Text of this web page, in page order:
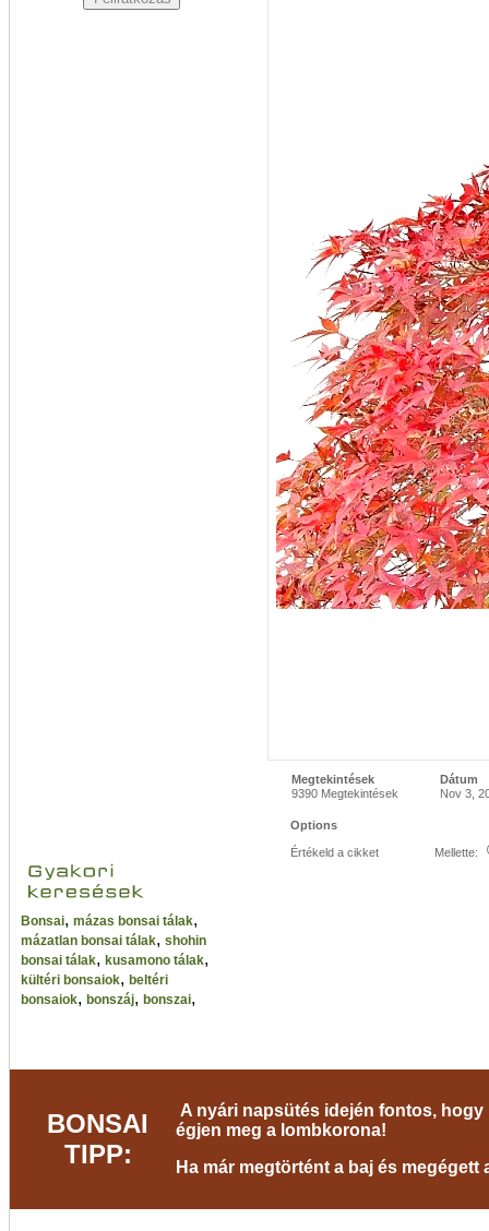
Bonsai, mázas bonsai tálak,
mázatlan bonsai tálak, shohin
bonsai tálak, kusamono tálak,
kültéri bonsaiok, beltéri
bonsaiok, bonszáj, bonszai,
Megtekintések
Dátum
9390 Megtekintések
Nov 3,
Options
Értékeld a cikket Mellette:
BONSAI
TIPP:
A nyári napsütés idején fontos,
égjen meg a lombkorona!
Ha már megtörtént a baj és